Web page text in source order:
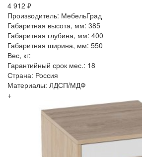
4 912 ₽
Производитель: МебельГрад
Габаритная высота, мм: 385
Габаритная глубина, мм: 400
Габаритная ширина, мм: 550
Вес, кг:
Гарантийный срок мес.: 18
Страна: Россия
Материалы: ЛДСП/МДФ
+